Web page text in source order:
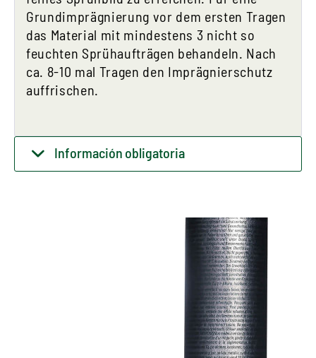
Grundimprägnierung vor dem ersten Tragen
das Material mit mindestens 3 nicht so
feuchten Sprühaufträgen behandeln. Nach
ca. 8-10 mal Tragen den Imprägnierschutz
auffrischen.
Información obligatoria